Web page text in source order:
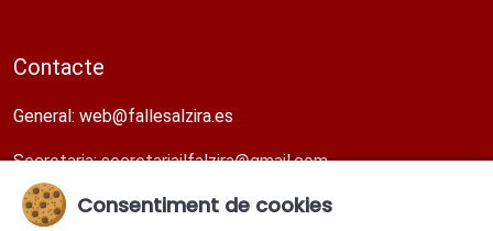
Contacte
General: web@fallesalzira.es​
Secretaria:secretariajlfalzira@gmail.com​
DireccióConsentiment de cookies